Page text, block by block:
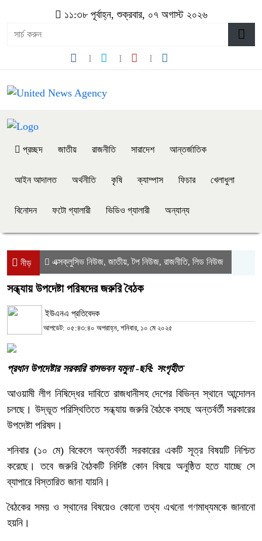
১১:৩৮ পূর্বাহ্ন, শুক্রবার, ০৭ অগাস্ট ২০২৬
প্রচ্ছদ জাতীয় রাজনীতি সারাদেশ আন্তর্জাতিক
আইন আদালত অর্থনীতি কৃষি ক্যাম্পাস ফিচার খেলাধুলা
বিনোদন ফটো গ্যালারী ভিডিও গ্যালারী অন্যান্য
নীড় এক্সক্লুসিভ নিউজ, জাতীয়,টপ নিউজ, রাজনীতি, লিড নিউজ
সন্ধ্যায় উপদেষ্টা পরিষদের জরুরি বৈঠক
ইউএনএ প্রতিবেদক
আপডেট: ০৫:৪৩:৪০ অপরাহ্ন, শনিবার, ১০ মে ২০২৫
প্রধান উপদেষ্টার সরকারি বাসভবন যমুনা -ছবি: সংগৃহীত
আওয়ামী লীগ নিষিদ্ধের দাবিতে রাজধানীসহ দেশের বিভিন্ন স্থানে আন্দোলন
চলছে। উদ্ভূত পরিস্থিতিতে সন্ধ্যায় জরুরি বৈঠকে বসছে অন্তর্বর্তী সরকারের
উপদেষ্টা পরিষদ।
শনিবার (১০ মে) বিকেলে অন্তর্বর্তী সরকারের একটি সূত্র বিষয়টি নিশ্চিত
করেছে। তবে জরুরি বৈঠকটি নির্দিষ্ট কোন বিষয়ে অনুষ্ঠিত হতে যাচ্ছে সে
ব্যাপারে বিস্তারিত জানা যায়নি।
বৈঠকের সময় ও স্থানের বিষয়েও কোনো তথ্য এখনো গণমাধ্যমকে জানানো
হয়নি।